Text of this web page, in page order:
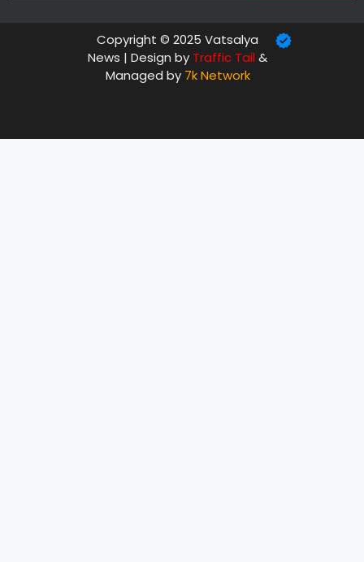
Copyright © 2025 Vatsalya
News | Design by Traffic Tail&
Managed by 7k Network